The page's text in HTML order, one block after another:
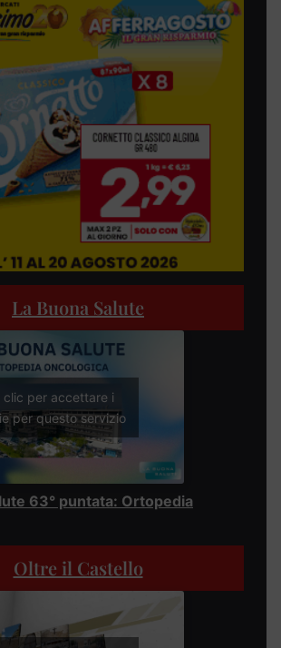
La Buona Salute
clic per accettare i
per questo servizio
63° puntata: Ortopedia
Oltre il Castello